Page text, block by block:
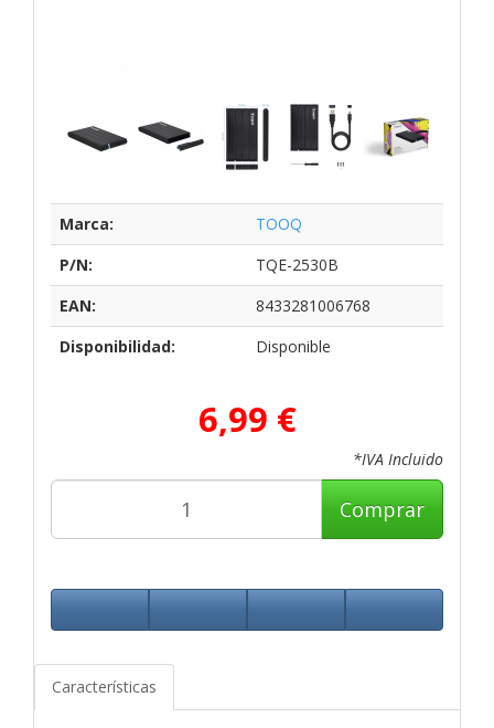
Marca:
TOOQ
P/N:
TQE-2530B
EAN:
8433281006768
Disponibilidad:
Disponible
6,99 €
*IVA Incluido
Comprar
Características